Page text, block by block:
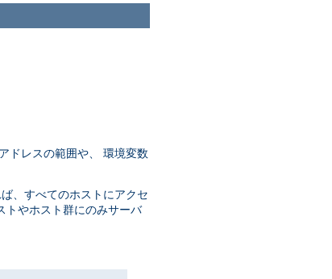
ドレスの範囲や、 環境変数
、すべてのホストにアクセ
トやホスト群にのみサーバ